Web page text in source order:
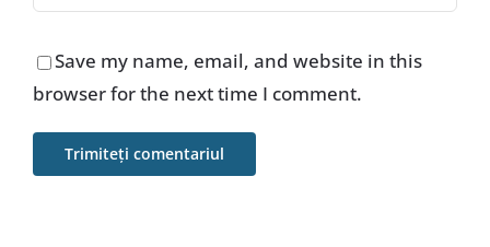
Save my name, email, and website in this
browser for the next time I comment.